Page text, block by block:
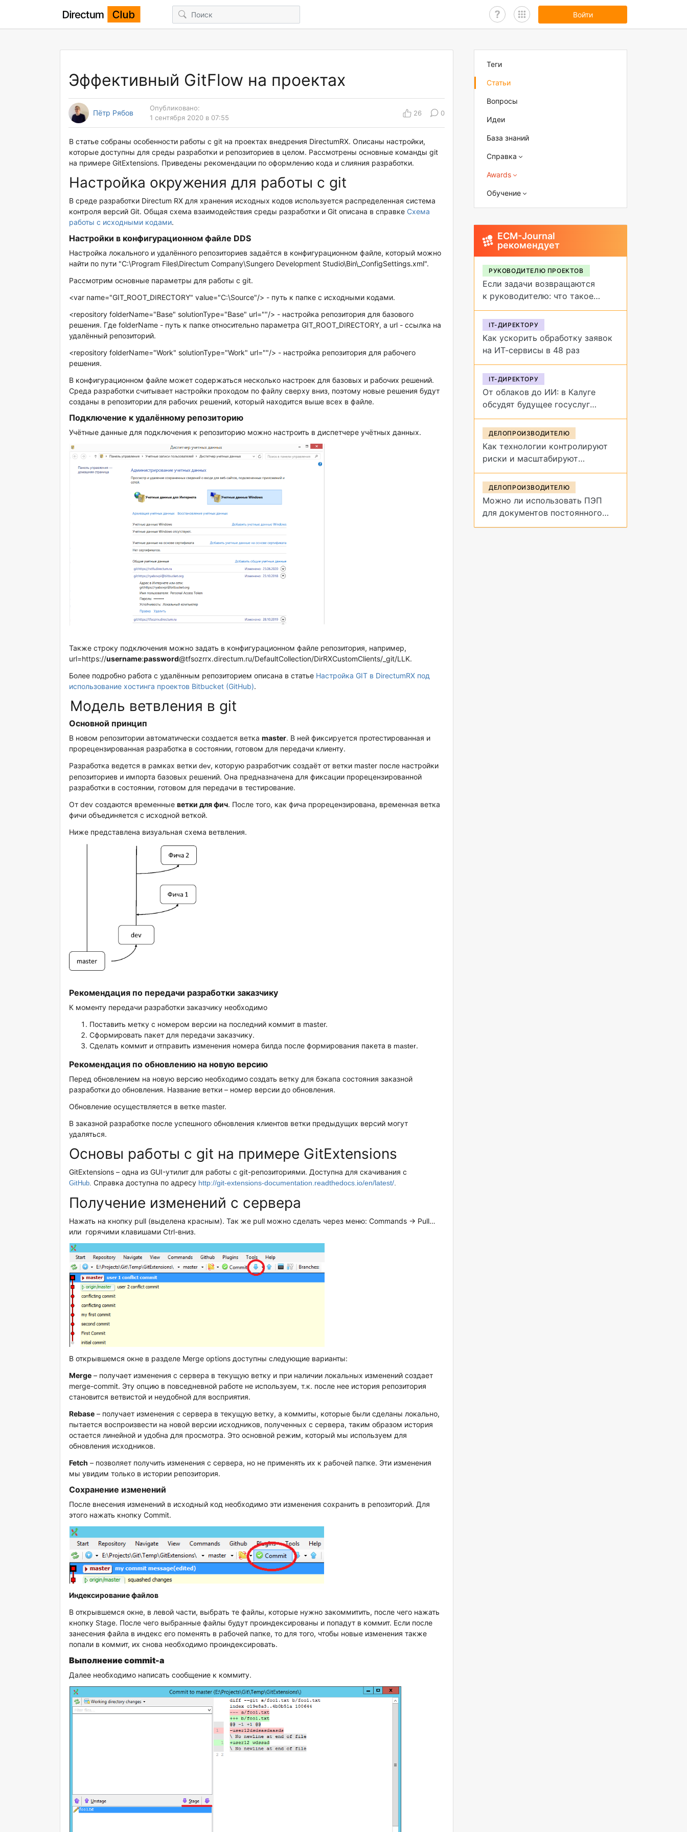
Войти
Эффективный GitFlow на проектах
Пётр Рябов
Опубликовано:
1 сентября 2020 в 07:55
26 0
В статье собраны особенности работы с git на проектах внедрения DirectumRX. Описаны настройки,
которые доступны для среды разработки и репозиториев в целом. Рассмотрены основные команды git
на примере GitExtensions. Приведены рекомендации по оформлению кода и слияния разработки.
Настройка окружения для работы с git
В среде разработки Directum RX для хранения исходных кодов используется распределенная система
контроля версий Git. Общая схема взаимодействия среды разработки и Git описана в справке Схема
работы с исходными кодами.
Настройки в конфигурационном файле DDS
Настройка локального и удалённого репозиториев задаётся в конфигурационном файле, который можно
найти по пути "C:\Program Files\Directum Company\Sungero Development Studio\Bin\_ConfigSettings.xml".
Рассмотрим основные параметры для работы с git.
<var name="GIT_ROOT_DIRECTORY" value="C:\Source"/> - путь к папке с исходными кодами.
<repository folderName="Base" solutionType="Base" url=""/> - настройка репозитория для базового
решения. Где folderName - путь к папке относительно параметра GIT_ROOT_DIRECTORY, а url - ссылка на
удалённый репозиторий.
<repository folderName="Work" solutionType="Work" url=""/> - настройка репозитория для рабочего
решения.
В конфигурационном файле может содержаться несколько настроек для базовых и рабочих решений.
Среда разработки считывает настройки проходом по файлу сверху вниз, поэтому новые решения будут
созданы в репозитории для рабочих решений, который находится выше всех в файле.
Подключение к удалённому репозиторию
Учётные данные для подключения к репозиторию можно настроить в диспетчере учётных данных.
Также строку подключения можно задать в конфигурационном файле репозитория, например,
url=https://username:password@tfsozrrx.directum.ru/DefaultCollection/DirRXCustomClients/_git/LLK.
Более подробно работа с удалённым репозиторием описана в статье Настройка GIT в DirectumRX под
использование хостинга проектов Bitbucket (GitHub).
Модель ветвления в git
Основной принцип
В новом репозитории автоматически создается веткаmaster. В ней фиксируется протестированная и
прорецензированная разработка в состоянии, готовом для передачи клиенту.
Разработка ведется в рамках веткиdev, которую разработчик создаёт от ветки master после настройки
репозиториев и импорта базовых решений. Она предназначена для фиксации прорецензированной
разработки в состоянии, готовом для передачи в тестирование.
От dev создаются временныеветки для фич. После того, как фича прорецензирована, временная ветка
фичи объединяется с исходной веткой.
Ниже представлена визуальная схема ветвления.
Рекомендация по передачи разработки заказчику
К моменту передачи разработки заказчику необходимо
Поставить метку с номером версии на последний коммит в master.
Сформировать пакет для передачи заказчику.
Сделать коммит и отправить изменения номера билда после формирования пакета в master.
Рекомендация по обновлению на новую версию
Перед обновлением на новую версию необходимосоздать ветку для бэкапа состояния заказной
разработки до обновления. Название ветки – номер версии до обновления.
Обновление осуществляетcя в ветке master.
В заказной разработке после успешного обновления клиентов ветки предыдущих версий могут
удаляться.
Основы работы с git на примере GitExtensions
GitExtensions – одна из GUI-утилит для работы с git-репозиториями. Доступна для скачивания с
GitHub.Справка доступна по адресу http://git-extensions-documentation.readthedocs.io/en/latest/
Получение изменений с сервера
Нажать на кнопку pull (выделена красным). Так же pull можно сделать через меню: Commands -> Pull…
или горячими клавишами Ctrl-вниз.
В открывшемся окне в разделе Merge options доступны следующие варианты:
Merge – получает изменения с сервера в текущую ветку и при наличии локальных изменений создает
merge-commit. Эту опцию в повседневной работе не используем, т.к. после нее история репозитория
становится ветвистой и неудобной для восприятия.
Rebase – получает изменения с сервера в текущую ветку, а коммиты, которые были сделаны локально,
пытается воспроизвести на новой версии исходников, полученных с сервера, таким образом история
остается линейной и удобна для просмотра. Это основной режим, который мы используем для
обновления исходников.
Fetch – позволяет получить изменения с сервера, но не применять их к рабочей папке. Эти изменения
мы увидим только в истории репозитория.
Сохранение изменений
После внесения изменений в исходный код необходимо эти изменения сохранить в репозиторий. Для
этого нажать кнопку Commit.
Индексирование файлов
В открывшемся окне, в левой части, выбрать те файлы, которые нужно закоммитить, после чего нажать
кнопку Stage. После чего выбранные файлы будут проиндексированы и попадут в коммит. Если после
занесения файла в индекс его поменять в рабочей папке, то для того, чтобы новые изменения также
попали в коммит, их снова необходимо проиндексировать.
Выполнение commit-а
Далее необходимо написать сообщение к коммиту.
Теги
Статьи
Вопросы
Идеи
База знаний
Справка
Awards
Обучение
ECM-Journal
рекомендует
РУКОВОДИТЕЛЮ ПРОЕКТОВ
Если задачи возвращаются
к руководителю: что такое
обратное делегирование и как
от него избавиться
IT-ДИРЕКТОРУ
Как ускорить обработку заявок
на ИТ-сервисы в 48 раз
IT-ДИРЕКТОРУ
От облаков до ИИ: в Калуге
обсудят будущее госуслуг
на форуме «Цифровая
эволюция»
ДЕЛОПРОИЗВОДИТЕЛЮ
Как технологии контролируют
риски и масштабируют
управление договорами
ДЕЛОПРОИЗВОДИТЕЛЮ
Можно ли использовать ПЭП
для документов постоянного
срока хранения?